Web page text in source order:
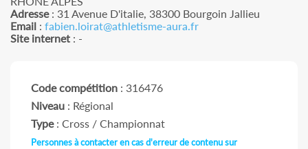
Adresse: 31 Avenue D'italie, 38300 Bourgoin Jallieu
Email : fabien.loirat@athletisme-aura.fr
Site internet : -
Code compétition : 316476
Niveau : Régional
Type: Cross / Championnat
Personnes à contacter en cas d'erreur de contenu sur